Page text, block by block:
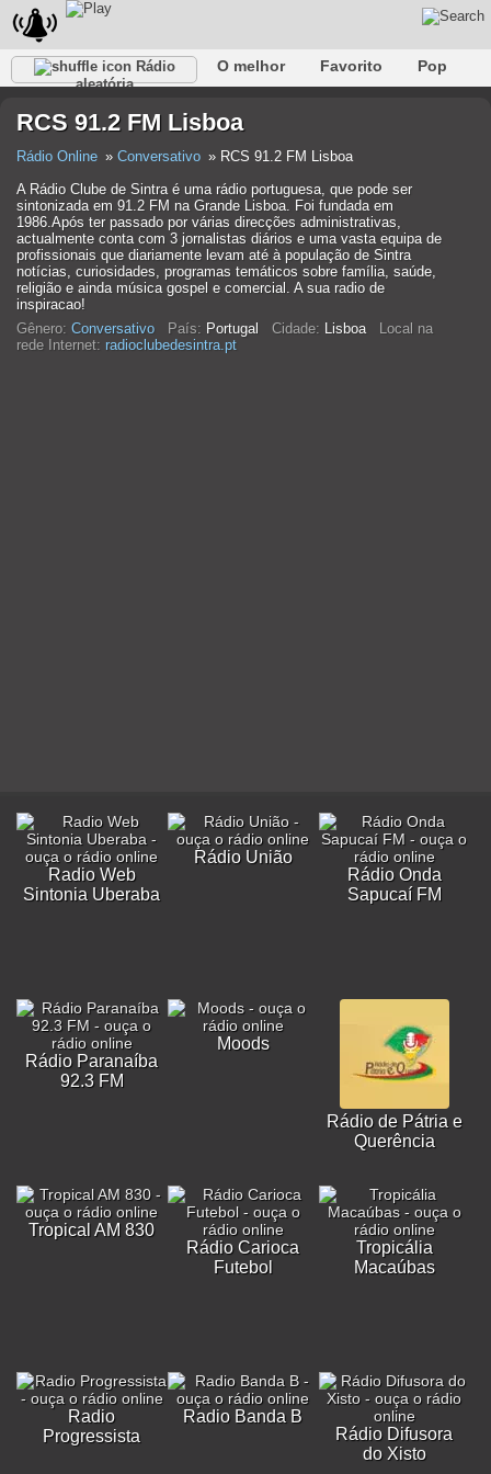
Rádio
aleatória
O melhor Favorito
Pop
Rap
Falk Jazz Bebê
RCS 91.2 FM Lisboa
Rádio Online Conversativo
RCS 91.2 FM Lisboa
A Rádio Clube de Sintra é uma rádio portuguesa, que pode ser
sintonizada em 91.2 FM na Grande Lisboa. Foi fundada em
1986.Após ter passado por várias direcções administrativas,
actualmente conta com 3 jornalistas diários e uma vasta equipa de
profissionais que diariamente levam até à população de Sintra
notícias, curiosidades, programas temáticos sobre família, saúde,
religião e ainda música gospel e comercial. A sua radio de
inspiracao!
Gênero: Conversativo País: Portugal Cidade: Lisboa
Local na
rede Internet: radioclubedesintra.pt
Radio Web
Sintonia Uberaba
Rádio União
Rádio Onda
Sapucaí FM
Rádio Paranaíba
92.3 FM
Moods
Rádio de Pátria e
Querência
Tropical AM 830
Rádio Carioca
Futebol
Tropicália
Macaúbas
Radio
Progressista
Radio Banda B
Rádio Difusora
do Xisto